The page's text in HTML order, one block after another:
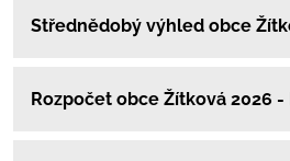
Střednědobý výhled obce
Rozpočet obce Žítková 2026 -